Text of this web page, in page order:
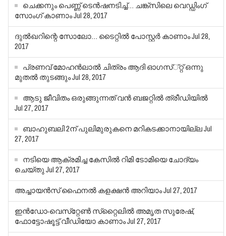
ചെക്കനും പെണ്ണ് ടെന്‍ഷനടിച്ച്… ചങ്ക്‌സിലെ വെഡ്ഡിംഗ്
സോംഗ് കാണാംJul 28, 2017
ദുല്‍ഖറിന്റെ സോലോ… ടൈറ്റില്‍ പോസ്റ്റര്‍ കാണാംJul 28,
2017
പ്രണവ് മോഹന്‍ലാല്‍ ചിത്രം ആദി ഓഗസ്്റ്റ് ഒന്നു
മുതല്‍ തുടങ്ങുംJul 28, 2017
ആടു ജീവിതം ഒരുങ്ങുന്നത് വന്‍ ബജറ്റില്‍ ത്രീഡിയില്‍
Jul 27, 2017
ബാഹുബലി 2ന് പുലിമുരുകനെ മറികടക്കാനായില്ലJul
27, 2017
നടിയെ ആക്രമിച്ച കേസില്‍ റിമി ടോമിയെ ചോദ്യം
ചെയ്തു Jul 27, 2017
അച്ചായന്‍സ് ഫൈനല്‍ കളക്ഷന്‍ അറിയാംJul 27, 2017
ഇന്‍ഡോ-വെസ്‌റ്റേണ്‍ സ്‌റ്റൈലില്‍ അമൃത സുരേഷ്,
ഫോട്ടോഷൂട്ട് വീഡിയോ കാണാംJul 27, 2017